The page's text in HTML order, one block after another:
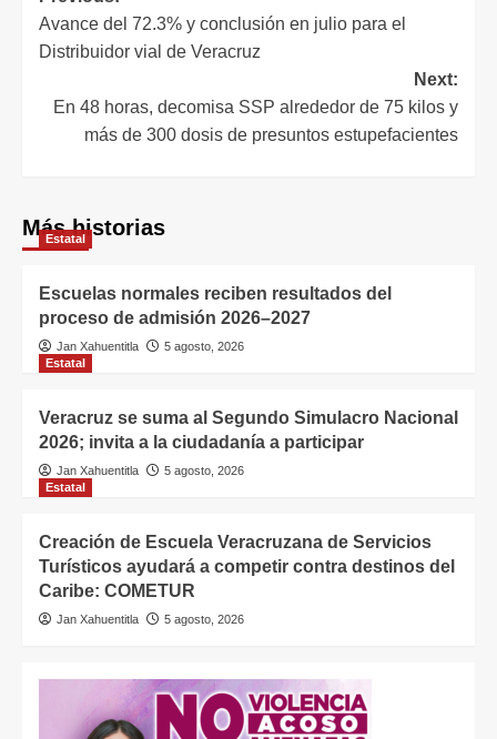
Avance del 72.3% y conclusión en julio para el
Distribuidor vial de Veracruz
Next:
En 48 horas, decomisa SSP alrededor de 75 kilos y
más de 300 dosis de presuntos estupefacientes
Más historias
Estatal
Escuelas normales reciben resultados del
proceso de admisión 2026–2027
Jan Xahuentitla
5 agosto, 2026
Estatal
Veracruz se suma al Segundo Simulacro Nacional
2026; invita a la ciudadanía a participar
Jan Xahuentitla
5 agosto, 2026
Estatal
Creación de Escuela Veracruzana de Servicios
Turísticos ayudará a competir contra destinos del
Caribe: COMETUR
Jan Xahuentitla 5 agosto, 2026